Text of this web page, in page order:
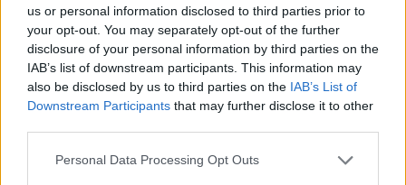
us or personal information disclosed to third parties prior to
your opt-out. You may separately opt-out of the further
disclosure of your personal information by third parties on the
IAB’s list of downstream participants. This information may
also be disclosed by us to third parties on the IAB’s List of
Downstream Participants that may further disclose it to other
Please note that this website/app uses one or more Google
Personal Data Processing Opt Outs
κοσμο να τη βλεπει
Απαντήστε 0
ΤΗΛΕΘΕΑΤΗΣ 17·10·2020 20:13
Πωπω συμφορα...Πως το εκαναν αυτο στα μονοψηφια